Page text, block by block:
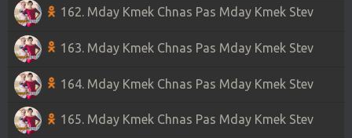
162. Mday Kmek Chnas Pas Mday Kmek Stev
163. Mday Kmek Chnas Pas Mday Kmek Stev
164. Mday Kmek Chnas Pas Mday Kmek Stev
165. Mday Kmek Chnas Pas Mday Kmek Stev